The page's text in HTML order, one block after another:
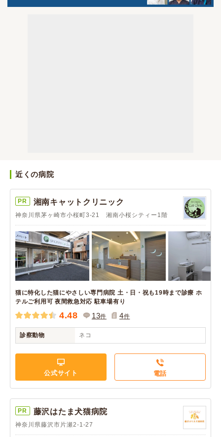
近くの病院
PR 湘南キャットクリニック
神奈川県茅ヶ崎市小桜町3-21 湘南小桜シティー1階
猫に特化した猫にやさしい専門病院 土・日・祝も19時まで診療 ホ
テルご利用可 夜間救急対応 駐車場有り
4.48 13件 4件
診察動物 ネコ
公式サイト 電話
PR 藤沢はたま犬猫病院
神奈川県藤沢市片瀬2-1-27